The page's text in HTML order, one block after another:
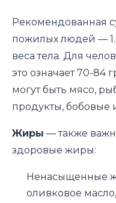
Рекомендованная
пожилых людей —
веса тела. Для
это означает 70-84
могут быть мясо,
продукты, бобовые
Жиры — также
здоровые жиры:
Ненасыщенные
оливковое